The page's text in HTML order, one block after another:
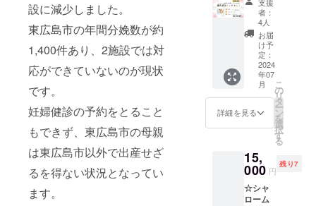
設に減少しました。
東広島市の年間分娩数が約
1,400件あり、2施設では対
応ができていないのが現状
です。
妊婦健診の予約をとること
もできず、東広島市の母親
は東広島市以外で出産せざ
るを得ない状況となってい
ます。
つまみ
にもお
すすめ
です。
セット
内の
「酒粕
かりん
とう」
島サ
ミット
した！
世界に
向けて
自信を
届け先
をご記
載くだ
さい
ムメッ
キ 差
し込み
フター
ケアと
して糸
替え等
承りま
す。 対
7月 ●ロ
ング
レス＋
お礼の
のよう
に輝き
が良
く、汗
にも強
く手入
れ不要
で普段
にお使
い頂け
57ｇ 長
さ ：
43㎝ 素
材 ：
貝パー
してい
る企業
の離乳
食5パッ
クセッ
ト＋お
礼の
メール
【限定
15個】
野菜
ペース
めし
セット
（５種
類１袋
ずつ）
者：
4人
お届
け予
定：
2024
年07
月
詳細を見る
こ
の
リ
タ
ー
ン
を
選
択
す
る
15,
000 円
残り7
☆シャ
ローム